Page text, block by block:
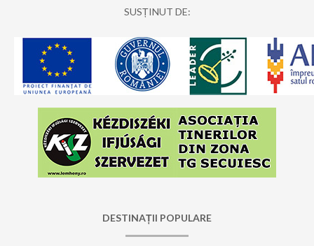
SUSȚINUT DE:
DESTINAȚII POPULARE